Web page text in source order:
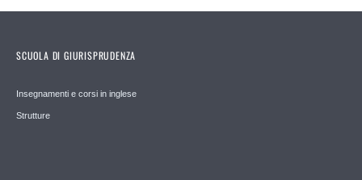
SCUOLA DI GIURISPRUDENZA
Insegnamenti e corsi in inglese
Strutture